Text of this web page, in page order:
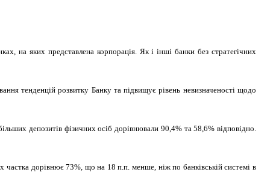
на яких представлена корпорація. Як і інші банки без стратегічних
тенденцій розвитку Банку та підвищує рівень невизначеності щодо
депозитів фізичних осіб дорівнювали 90,4% та 58,6% відповідно.
частка дорівнює 73%, що на 18 п.п. менше, ніж по банківській системі в